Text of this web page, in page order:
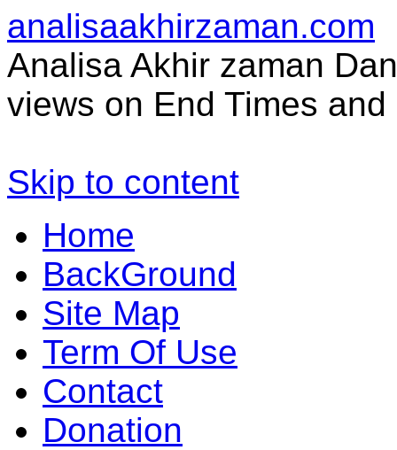
analisaakhirzaman.com
Analisa Akhir zaman
views on End Times
Skip to content
Home
BackGround
Site Map
Term Of Use
Contact
Donation